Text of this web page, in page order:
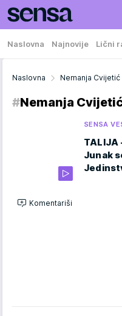
Naslovna Najnovije Lični
Naslovna Nemanja Cvijetić
#Nemanja
SENSA
TALIJA
Junak
Komentariši